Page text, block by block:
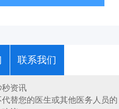
联系我们
秒资讯
替您的医生或其他医务人员的